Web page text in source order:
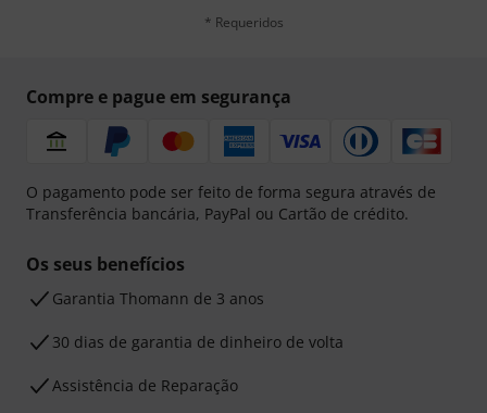
* Requeridos
Compre e pague em segurança
O pagamento pode ser feito de forma segura através de
Transferência bancária, PayPal ou Cartão de crédito.
Os seus benefícios
Garantia Thomann de 3 anos
30 dias de garantia de dinheiro de volta
Assistência de Reparação